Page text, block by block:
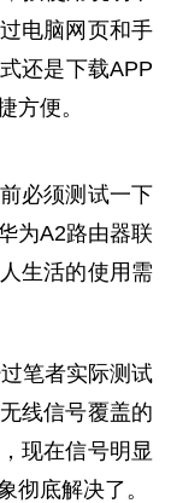
电脑网页和手
还是下载APP
方便。
必须测试一下
为A2路由器联
生活的使用需
笔者实际测试
线信号覆盖的
现在信号明显
彻底解决了。